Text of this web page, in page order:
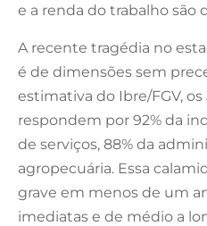
e a renda do trabalho são
A recente tragédia no
é de dimensões sem
estimativa do Ibre/FGV,
respondem por 92% da
de serviços, 88% da
agropecuária. Essa
grave em menos de um
imediatas e de médio a